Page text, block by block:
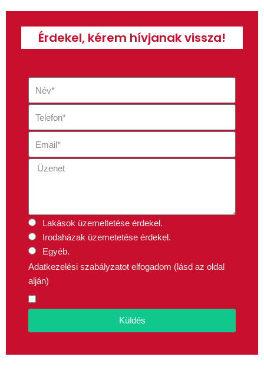
Érdekel, kérem hívjanak vissza!
Lakások üzemeltetése érdekel.
Irodaházak üzemetetése érdekel.
Egyéb.
Adatkezelési szabályzatot elfogadom (lásd az oldal
alján)
Küldés